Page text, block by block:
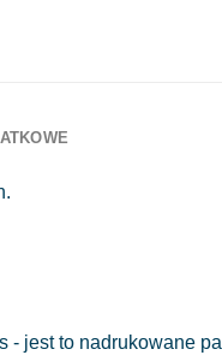
jest to nadrukowane